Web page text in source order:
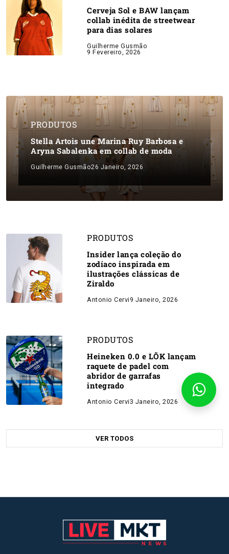
Cerveja Sol e BAW lançam
collab inédita de streetwear
para dias solares
Guilherme Gusmão
9 Fevereiro, 2026
PRODUTOS
Stella Artois une Marina Ruy Barbosa e
Aryna Sabalenka em collab de moda
Guilherme Gusmão26 Janeiro, 2026
PRODUTOS
Insider lança coleção do
zodíaco inspirada em
ilustrações clássicas de
Ziraldo
Antonio Cervi 9 Janeiro, 2026
PRODUTOS
Heineken 0.0 e LÕK lançam
raquete de padel com
abridor de garrafas
integrado
Antonio Cervi3 Janeiro, 2026
VER TODOS